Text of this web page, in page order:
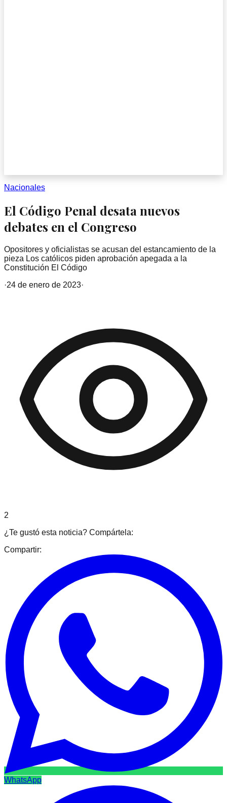
Nacionales
El Código Penal desata nuevos
debates en el Congreso
Opositores y oficialistas se acusan del estancamiento de la
pieza Los católicos piden aprobación apegada a la
Constitución El Código
·24 de enero de 2023·
2
¿Te gustó esta noticia? Compártela:
Compartir:
WhatsApp